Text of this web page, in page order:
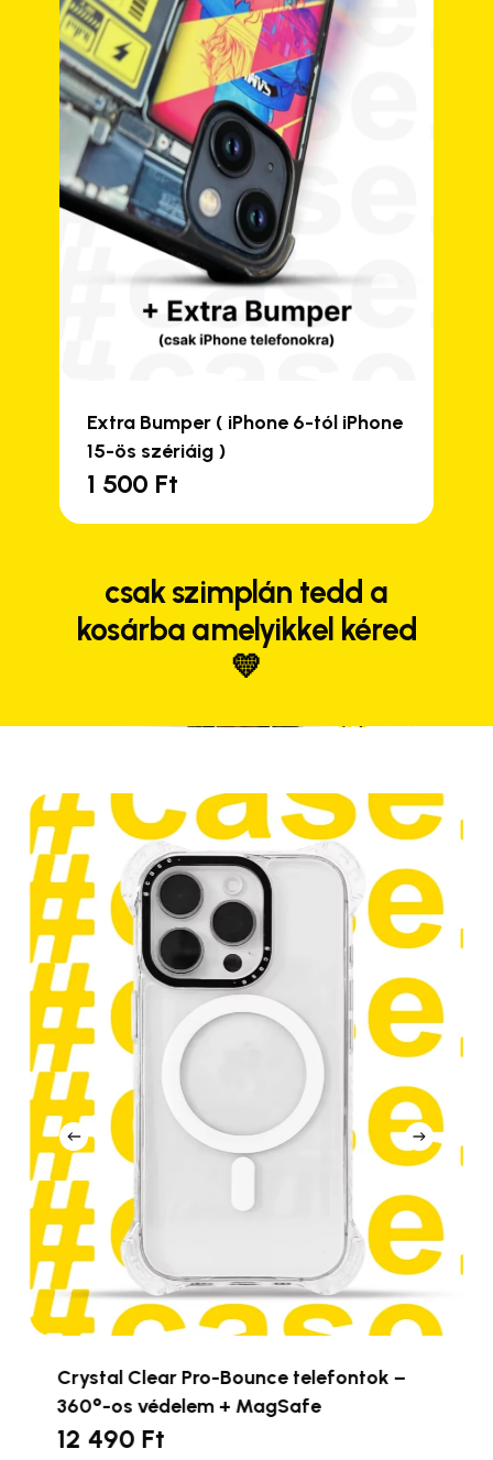
termékoldalon
választhatók
ki
Extra Bumper ( iPhone 6-tól iPhone
15-ös szériáig )
1 500 Ft
csak szimplán tedd a
kosárba amelyikkel kéred
💛
Pro-Bounce telefontok –
védelem + MagSafe
–
Close
Close
Close
Close